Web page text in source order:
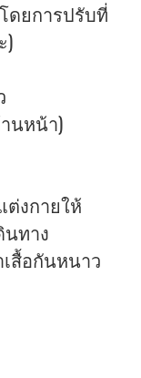
ดยการปรับที่
)
นหน้า)
ต่งกายให้
นทาง
สื้อกันหนาว